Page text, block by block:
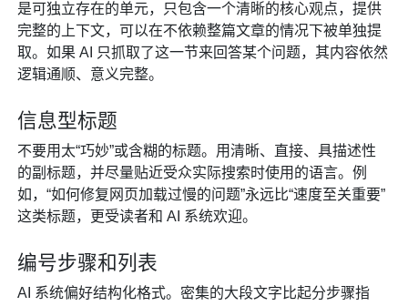
是可独立存在的单元，只包含一个清晰的核心观点，提供
完整的上下文，可以在不依赖整篇文章的情况下被单独提
取。如果 AI 只抓取了这一节来回答某个问题，其内容依然
逻辑通顺、意义完整。
信息型标题
不要用太“巧妙”或含糊的标题。用清晰、直接、具描述性
的副标题，并尽量贴近受众实际搜索时使用的语言。例
如，“如何修复网页加载过慢的问题”永远比“速度至关重要”
这类标题，更受读者和 AI 系统欢迎。
编号步骤和列表
AI 系统偏好结构化格式。密集的大段文字比起分步骤指